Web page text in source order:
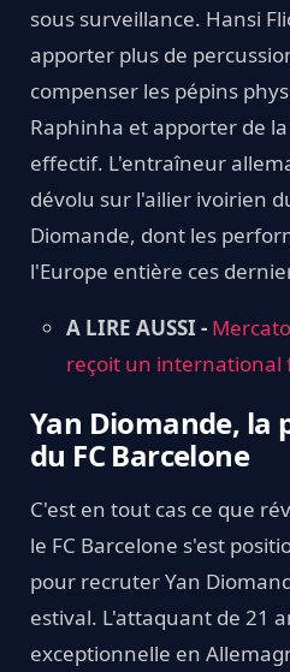
sous surveillance. Hansi
apporter plus de
compenser les pépins
Raphinha et apporter de
effectif. L'entraîneur
dévolu sur l'ailier ivoirien
Diomande, dont les
l'Europe entière ces
A LIRE AUSSI -
reçoit un international
Yan Diomande, la
du FC Barcelone
C'est en tout cas ce que
le FC Barcelone s'est
pour recruter Yan
estival. L'attaquant de 21
exceptionnelle en